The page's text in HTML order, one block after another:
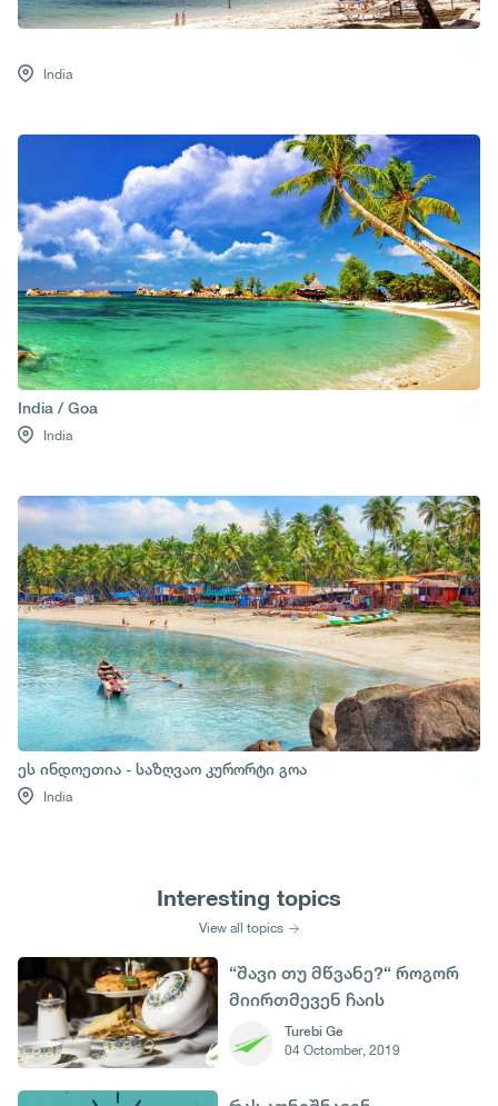
India
India / Goa
India
ეს ინდოეთია - საზღვაო კურორტი გოა
India
Interesting topics
View all topics
“შავი თუ მწვანე?“ როგორ
მიირთმევენ ჩაის
სხვადასხვა ქვეყნებში
Turebi Ge
04 Octomber, 2019